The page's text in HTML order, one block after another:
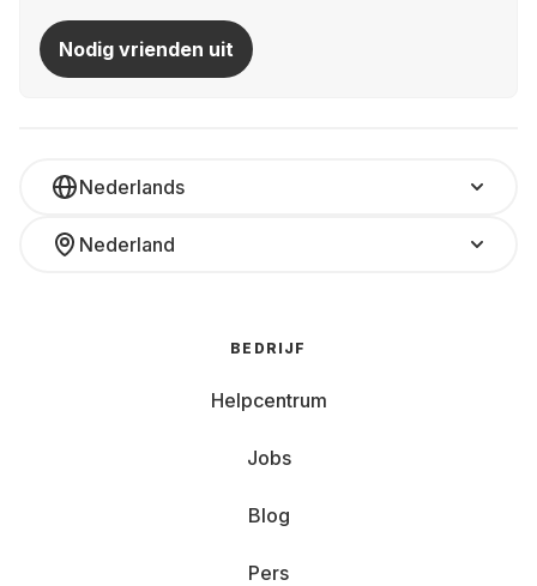
Nodig vrienden uit
Nederlands
Nederland
BEDRIJF
Helpcentrum
Jobs
Blog
Pers